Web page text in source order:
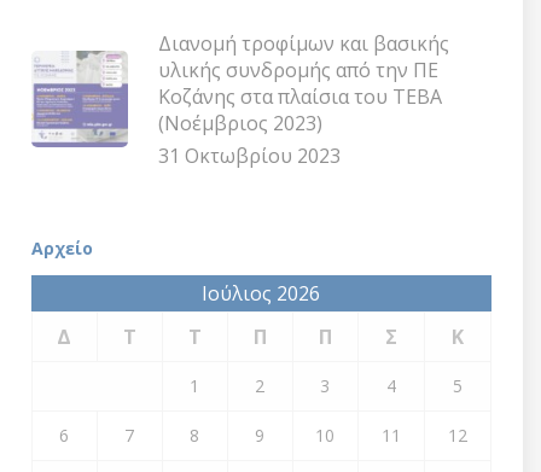
Διανομή τροφίμων και βασικής
υλικής συνδρομής από την ΠΕ
Κοζάνης στα πλαίσια του ΤΕΒΑ
(Νοέμβριος 2023)
31 Οκτωβρίου 2023
Αρχείο
Ιούλιος 2026
Δ
Τ Τ Π Π Σ Κ
1 2 3 4 5
6 7 8 9 10 11 12